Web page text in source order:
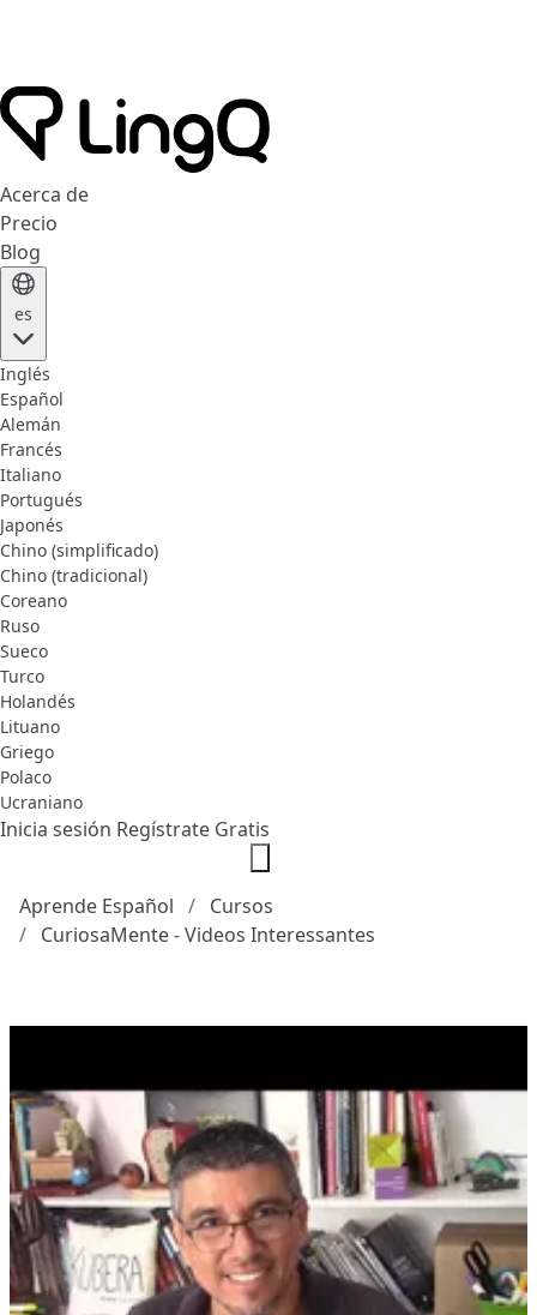
Acerca de
Precio
Blog
es
Inglés
Español
Alemán
Francés
Italiano
Portugués
Japonés
Chino (simplificado)
Chino (tradicional)
Coreano
Ruso
Sueco
Turco
Holandés
Lituano
Griego
Polaco
Ucraniano
Inicia sesión Regístrate Gratis
Aprende Español
Cursos
CuriosaMente - Videos Interessantes